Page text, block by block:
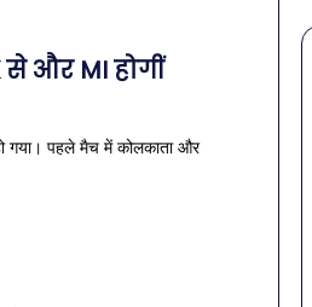
और MI होगीं
गया। पहले मैच में कोलकाता और